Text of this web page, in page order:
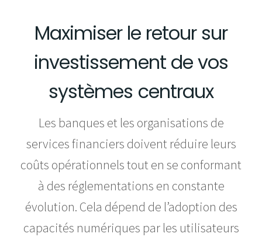
Maximiser le retour sur
investissement de vos
systèmes centraux
Les banques et les organisations de
services financiers doivent réduire leurs
coûts opérationnels tout en se conformant
à des réglementations en constante
évolution. Cela dépend de l’adoption des
capacités numériques par les utilisateurs